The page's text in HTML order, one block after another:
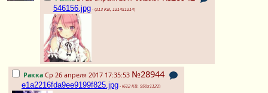
546156.jpg - (213 KB, 1214x1214)
Ракка Ср 26 апреля 2017 17:35:53 №28944
e1a2216fda9ee9199f825.jpg - (612 KB, 950x1121)